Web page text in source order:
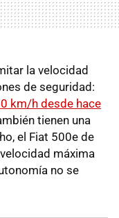
la velocidad
de seguridad:
km/h desde hace
tienen una
el Fiat 500e de
máxima
no se